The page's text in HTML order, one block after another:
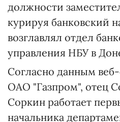
должности
курируя банковский
возглавлял отдел
управления НБУ в
Согласно данным
ОАО "Газпром", отец
Соркин работает
начальника